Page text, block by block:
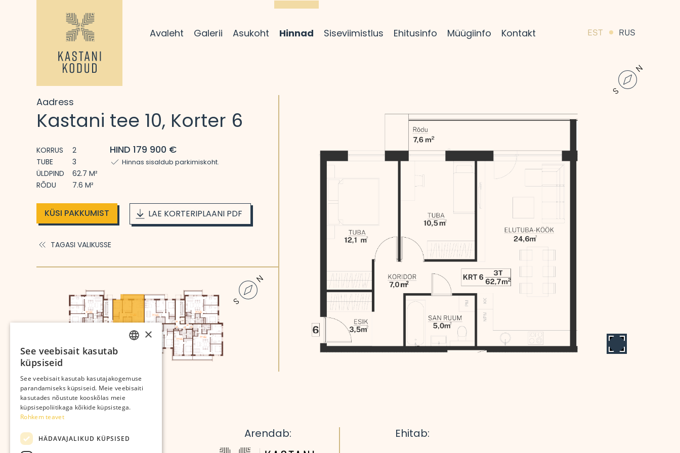
Avaleht Galerii Asukoht Hinnad Siseviimistlus Ehitusinfo Müügiinfo Kontakt EST RUS
Aadress
Kastani tee 10, Korter 6
KORRUS
2
TUBE
3
ÜLDPIND
62.7 M²
RÕDU
7.6 M²
HIND 179 900 €
Hinnas sisaldub parkimiskoht.
KÜSI PAKKUMIST LAE KORTERIPLAANI PDF
TAGASI VALIKUSSE
Arendab: Ehitab:
×
See veebisait kasutab
küpsiseid
See veebisait kasutab kasutajakogemuse
parandamiseks küpsiseid. Meie veebisaiti
kasutades nõustute kooskõlas meie
küpsisepoliitikaga kõikide küpsistega.
Rohkem teavet
HÄDAVAJALIKUD KÜPSISED